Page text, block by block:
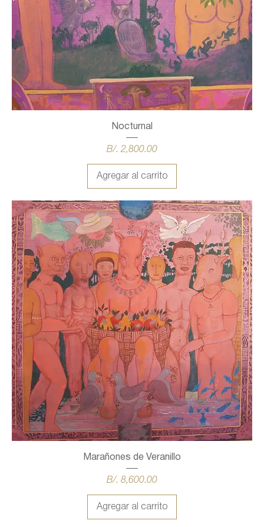
Nocturnal
Precio
B/. 2,800.00
Agregar al carrito
Marañones de Veranillo
Precio
B/. 8,600.00
Agregar al carrito